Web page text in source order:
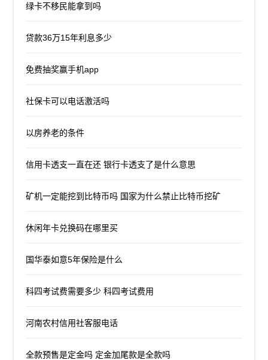
绿卡不移民能拿到吗
贷款36万15年利息多少
免费抽奖赢手机app
社保卡可以电话激活吗
以房养老的条件
信用卡透支一直在还 银行卡透支了是什么意思
矿机一定能挖到比特币吗 国家为什么禁止比特币挖矿
休闲年卡兑换码在哪里买
国华泰如意5年保险是什么
科四考试费需要多少 科四考试费用
河南农村信用社客服电话
全款预售是定金吗 定金加尾款是全款吗